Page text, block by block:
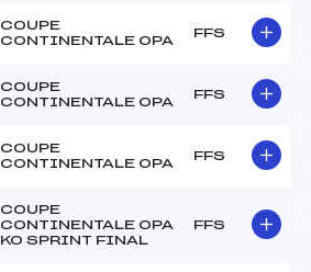
COUPE
CONTINENTALE OPA
FFS
COUPE
CONTINENTALE OPA
FFS
COUPE
CONTINENTALE OPA
FFS
COUPE
CONTINENTALE OPA
KO SPRINT FINAL
FFS